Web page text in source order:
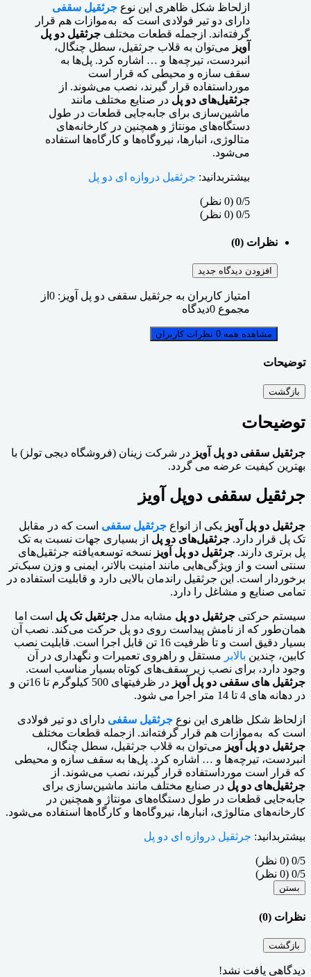
ازلحاظ شکل ظاهری این نوع جرثقیل سقفی
دارای دو تیر فولادی است که به‌موازات هم قرار
گرفته‌اند. ازجمله قطعات مختلف جرثقیل دو پل
آویز می‌توان به قلاب جرثقیل، سطل چنگال،
انبردست، تیرچه‌ها و … اشاره کرد. پل‌ها به
سقف سازه و محیطی که قرار است
مورداستفاده قرار گیرند، نصب می‌شوند. از
جرثقیل‌های دو پل در صنایع مختلف مانند
ماشین‌سازی برای جابه‌جایی قطعات در طول
دستگاه‌های مونتاژ و همچنین در کارخانه‌های
متالوژی، انبارها، نیروگاه‌ها و کارگاه‌ها استفاده
می‌شود.
بیشتربدانید: جرثقیل دروازه ای دو پل
‫0/5 ‫(0 نظر)
‫0/5 ‫(0 نظر)
نظرات (0)
افزودن دیدگاه جدید
امتیاز کاربران به جرثقیل سقفی دو پل آویز: 0 از
مجموع 0دیدگاه
مشاهده همه 0 نظرات کاربران
توضیحات
بازگشت
توضیحات
جرثقیل سقفی دو پل آویز در شرکت زینان (فروشگاه دیجی تولز) با
بهترین کیفیت عرضه می گردد.
جرثقیل سقفی دوپل آویز
جرثقیل دو پل آویز یکی از انواع جرثقیل سقفی است که در مقابل
تک پل قرار دارد. جرثقیل‌های دو پل از بسیاری جهات نسبت به تک
پل برتری دارند. جرثقیل دو پل آویز نسخه توسعه‌یافته جرثقیل‌های
سنتی است و از ویژگی‌هایی مانند امنیت بالاتر، ایمنی و وزن سبک‌تر
برخوردار است. این جرثقیل راندمان بالایی دارد و قابلیت استفاده در
تمامی صنایع و مشاغل را دارد.
سیستم حرکتی جرثقیل دو پل مشابه مدل جرثقیل تک پل است اما
همان‌طور که از نامش پیداست روی دو پل حرکت می‌کند. نصب آن
بسیار دقیق است و تا ظرفیت 16 تن قابل اجرا است. قابلیت نصب
کابین، چندین بالابر مستقل و راهروی تعمیرات و نگهداری در آن
وجود دارد، برای نصب زیر سقف‌های کوتاه بسیار مناسب است.
جرثقیل های سقفی دو پل آویز
در ظرفیتهای 500 کیلوگرم تا 16تن و
در دهانه های 4 تا 14 متر اجرا می شود.
ازلحاظ شکل ظاهری این نوع جرثقیل سقفی دارای دو تیر فولادی
است که به‌موازات هم قرار گرفته‌اند. ازجمله قطعات مختلف
جرثقیل دو پل آویز می‌توان به قلاب جرثقیل، سطل چنگال،
انبردست، تیرچه‌ها و … اشاره کرد. پل‌ها به سقف سازه و محیطی
که قرار است مورداستفاده قرار گیرند، نصب می‌شوند. از
جرثقیل‌های دو پل در صنایع مختلف مانند ماشین‌سازی برای
جابه‌جایی قطعات در طول دستگاه‌های مونتاژ و همچنین در
کارخانه‌های متالوژی، انبارها، نیروگاه‌ها و کارگاه‌ها استفاده می‌شود.
بیشتربدانید: جرثقیل دروازه ای دو پل
‫0/5 ‫(0 نظر)
‫0/5 ‫(0 نظر)
بستن
نظرات (0)
بازگشت
دیدگاهی یافت نشد!